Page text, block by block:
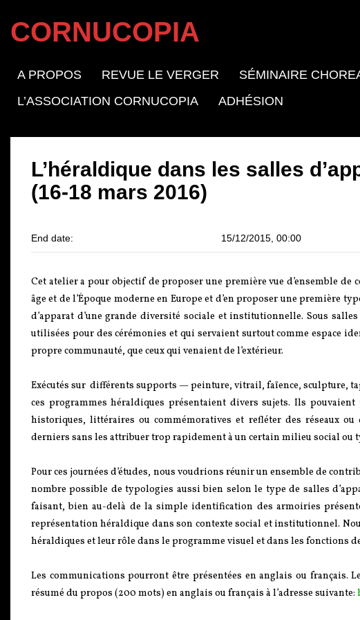
CORNUCOPIA
A PROPOS REVUE LE VERGER SÉMINAIRE
L’ASSOCIATION CORNUCOPIA
ADHÉSION
L’héraldique dans les salles
(16-18 mars 2016)
End date: 15/12/2015, 00:00
Cet atelier a pour objectif de proposer une première vue d’ensemble de
âge et de l’Époque moderne en Europe et d’en proposer une première
d’apparat d’une grande diversité sociale et institutionnelle. Sous
utilisées pour des cérémonies et qui servaient surtout comme espace
propre communauté, que ceux qui venaient de l’extérieur.
Exécutés sur différents supports — peinture, vitrail, faïence, sculpture,
ces programmes héraldiques présentaient divers sujets. Ils
historiques, littéraires ou commémoratives et refléter des réseaux
derniers sans les attribuer trop rapidement à un certain milieu social ou
Pour ces journées d’études, nous voudrions réunir un ensemble de
nombre possible de typologies aussi bien selon le type de salles
faisant, bien au-delà de la simple identification des armoiries
représentation héraldique dans son contexte social et institutionnel.
héraldiques et leur rôle dans le programme visuel et dans les fonctions
Les communications pourront être présentées en anglais ou français.
résumé du propos (200 mots) en anglais ou français à l’adresse suivante: